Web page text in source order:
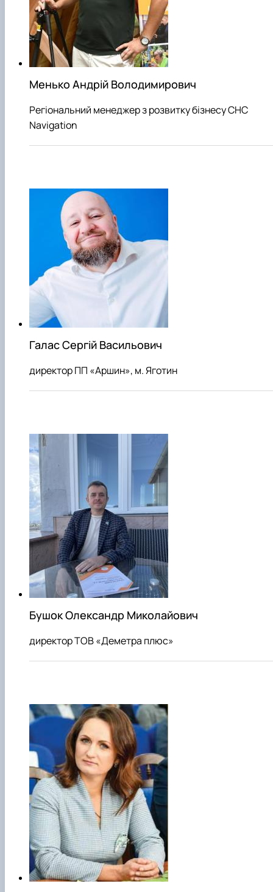
Менько Андрій Володимирович
Регіональний менеджер з розвитку бізнесу CHC
Navigation
Галас Сергій Васильович
директор ПП «Аршин», м. Яготин
Бушок Олександр Миколайович
директор ТОВ «Деметра плюс»